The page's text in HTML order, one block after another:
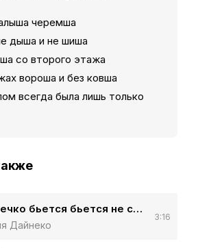
черемша
дыша и не шиша
со второго этажа
вороша и без ковша
всегда была лишь только
А сердечко бьется бьется не спеша
Дайнеко
3:16